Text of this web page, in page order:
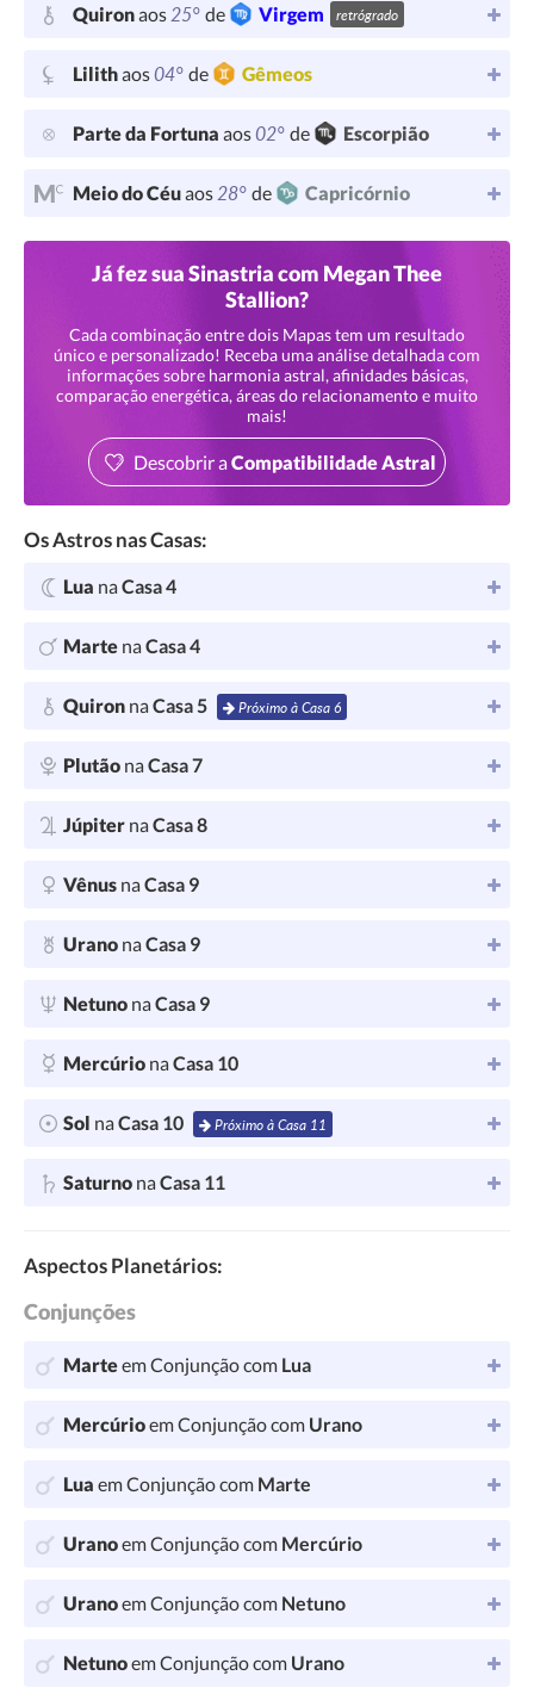
Quironaos25° de Virgem retrógrado
Lilithaos04° de Gêmeos
Parte da Fortuna aos02° de Escorpião
Meio do Céuaos28° de Capricórnio
Já fez sua Sinastria com Megan Thee
Stallion?
Cada combinação entre dois Mapas tem um resultado
único e personalizado! Receba uma análise detalhada com
informações sobre harmonia astral, afinidades básicas,
comparação energética, áreas do relacionamento e muito
mais!
Descobrir aCompatibilidade Astral
Os Astros nas Casas:
Lua naCasa 4
Marte naCasa 4
Quiron naCasa 5 Próximo à Casa 6
Plutão naCasa 7
Júpiter naCasa 8
Vênus naCasa 9
Urano naCasa 9
Netuno naCasa 9
Mercúrio naCasa 10
Sol naCasa 10 Próximo à Casa 11
Saturno naCasa 11
Aspectos Planetários:
Conjunções
Marteem Conjunção com Lua
Mercúrioem Conjunção com Urano
Lua em Conjunção com Marte
Uranoem Conjunção com Mercúrio
Uranoem Conjunção com Netuno
Netunoem Conjunção com Urano